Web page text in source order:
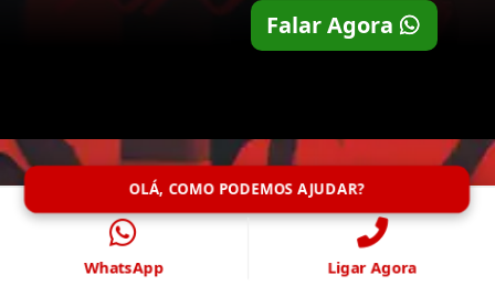
Falar Agora
OLÁ, COMO PODEMOS AJUDAR?
WhatsApp Ligar Agora